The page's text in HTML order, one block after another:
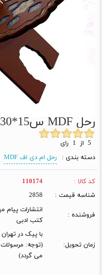
رحل MDF س15*30 پلاک دار قهوه ای
دسته بندی :
رحل ام دی اف MDF
کد کالا :
110174
شناسه قیمت :
2858
فروشنده :
انتشارات پیام
کتب ادبی
زمان تحویل:
(توجه:
می گردد)